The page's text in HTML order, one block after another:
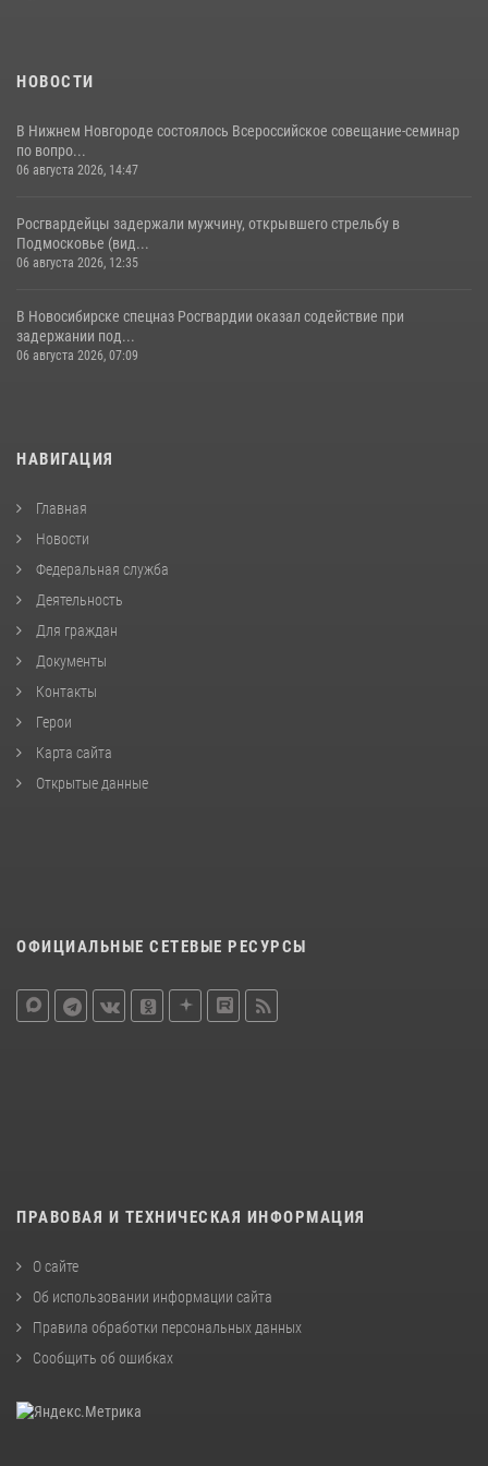
НОВОСТИ
В Нижнем Новгороде состоялось Всероссийское совещание-семинар
по вопро...
06 августа 2026, 14:47
Росгвардейцы задержали мужчину, открывшего стрельбу в
Подмосковье (вид...
06 августа 2026, 12:35
В Новосибирске спецназ Росгвардии оказал содействие при
задержании под...
06 августа 2026, 07:09
НАВИГАЦИЯ
Главная
Новости
Федеральная служба
Деятельность
Для граждан
Документы
Контакты
Герои
Карта сайта
Открытые данные
ОФИЦИАЛЬНЫЕ СЕТЕВЫЕ РЕСУРСЫ
ПРАВОВАЯ И ТЕХНИЧЕСКАЯ ИНФОРМАЦИЯ
О сайте
Об использовании информации сайта
Правила обработки персональных данных
Сообщить об ошибках